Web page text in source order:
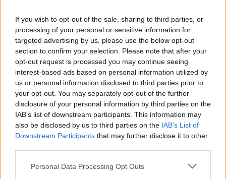
If you wish to opt-out of the sale, sharing to third parties, or
processing of your personal or sensitive information for
targeted advertising by us, please use the below opt-out
section to confirm your selection. Please note that after your
opt-out request is processed you may continue seeing
interest-based ads based on personal information utilized by
us or personal information disclosed to third parties prior to
your opt-out. You may separately opt-out of the further
disclosure of your personal information by third parties on the
IAB’s list of downstream participants. This information may
also be disclosed by us to third parties on the IAB’s List of
Downstream Participants that may further disclose it to other
Personal Data Processing Opt Outs
Форуми ... Дискусия: Яйченият фактор
Членове, харесали съобщение #121
Скъпи форум потребители,
Ако вие искате да се включите активно във
форума и да участвате в дискусиите, или
искате да започнете своя собствена тема,
първо ще трябва да влезете в играта. Моля,
посещение във форума!Играйте тук